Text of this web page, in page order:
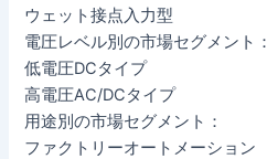
ウェット接点入力型
電圧レベル別の市場セグメント：
低電圧DCタイプ
高電圧AC/DCタイプ
用途別の市場セグメント：
ファクトリーオートメーション